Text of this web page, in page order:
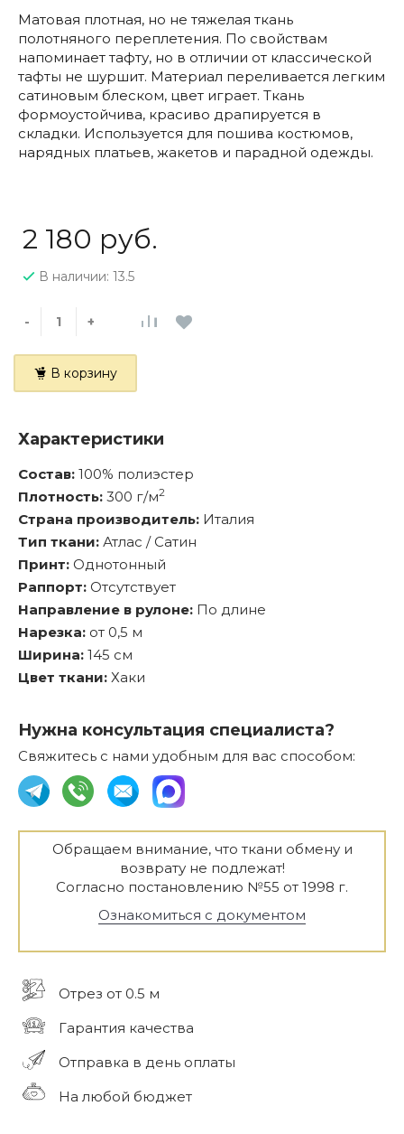
Матовая плотная, но не тяжелая ткань
полотняного переплетения. По свойствам
напоминает тафту, но в отличии от классической
тафты не шуршит. Материал переливается легким
сатиновым блеском, цвет играет. Ткань
формоустойчива, красиво драпируется в
складки. Используется для пошива костюмов,
нарядных платьев, жакетов и парадной одежды.
2 180 руб.
В наличии: 13.5
- +
В корзину
Характеристики
Состав: 100% полиэстер
Плотность: 300 г/м2
Страна производитель: Италия
Тип ткани: Атлас / Сатин
Принт: Однотонный
Раппорт: Отсутствует
Направление в рулоне: По длине
Нарезка: от 0,5 м
Ширина: 145 см
Цвет ткани: Хаки
Нужна консультация специалиста?
Свяжитесь с нами удобным для вас способом:
Обращаем внимание, что ткани обмену и
возврату не подлежат!
Согласно постановлению №55 от 1998 г.
Ознакомиться с документом
Отрез от 0.5 м
Гарантия качества
Отправка в день оплаты
На любой бюджет